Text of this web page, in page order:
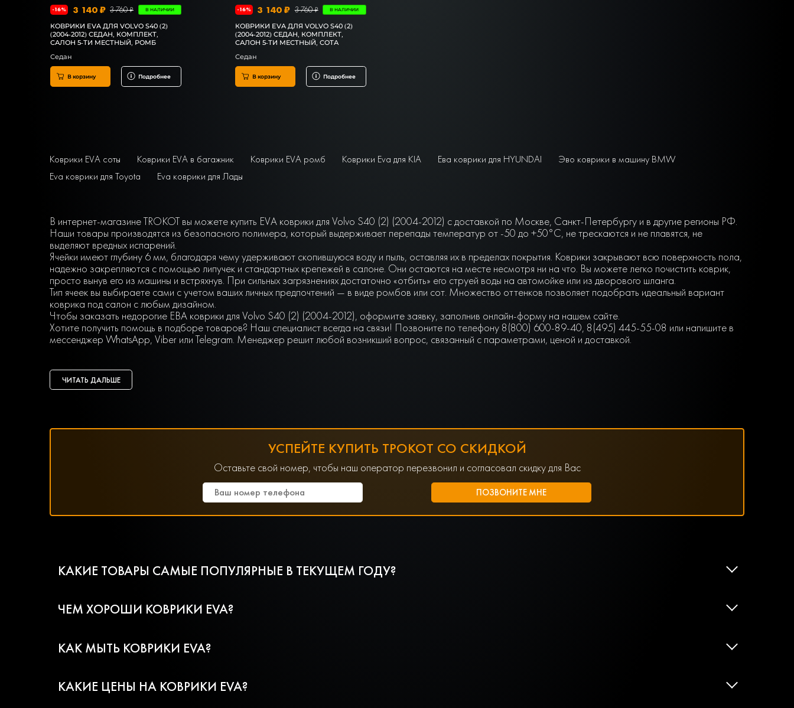
-16% 3 140 ₽ 3 760 ₽ В НАЛИЧИИ
КОВРИКИ EVA ДЛЯ VOLVO S40 (2)
(2004-2012) СЕДАН, КОМПЛЕКТ,
САЛОН 5-ТИ МЕСТНЫЙ, РОМБ
Седан
В корзину Подробнее
-16% 3 140 ₽ 3 760 ₽ В НАЛИЧИИ
КОВРИКИ EVA ДЛЯ VOLVO S40 (2)
(2004-2012) СЕДАН, КОМПЛЕКТ,
САЛОН 5-ТИ МЕСТНЫЙ, СОТА
Седан
В корзину Подробнее
Коврики EVA соты Коврики EVA в багажник Коврики EVA ромб Коврики Eva для KIA Ева коврики для HYUNDAI
Эво коврики в машину BMW
Eva коврики для Toyota
Eva коврики для Лады
В интернет-магазине TROKOT вы можете купить EVA коврики для Volvo S40 (2) (2004-2012) с доставкой по Москве, Санкт-Петербургу и в другие регионы РФ.
Наши товары производятся из безопасного полимера, который выдерживает перепады температур от -50 до +50°С, не трескаются и не плавятся, не
выделяют вредных испарений.
Ячейки имеют глубину 6 мм, благодаря чему удерживают скопившуюся воду и пыль, оставляя их в пределах покрытия. Коврики закрывают всю поверхность пола,
надежно закрепляются с помощью липучек и стандартных крепежей в салоне. Они остаются на месте несмотря ни на что. Вы можете легко почистить коврик,
просто вынув его из машины и встряхнув. При сильных загрязнениях достаточно «отбить» его струей воды на автомойке или из дворового шланга.
Тип ячеек вы выбираете сами с учетом ваших личных предпочтений — в виде ромбов или сот. Множество оттенков позволяет подобрать идеальный вариант
коврика под салон с любым дизайном.
Чтобы заказать недорогие ЕВА коврики для Volvo S40 (2) (2004-2012), оформите заявку, заполнив онлайн-форму на нашем сайте.
Хотите получить помощь в подборе товаров? Наш специалист всегда на связи! Позвоните по телефону 8(800) 600-89-40, 8(495) 445-55-08 или напишите в
мессенджер WhatsApp, Viber или Telegram. Менеджер решит любой возникший вопрос, связанный с параметрами, ценой и доставкой.
ЧИТАТЬ ДАЛЬШЕ
УСПЕЙТЕ КУПИТЬ ТРОКОТ СО СКИДКОЙ
Оставьте свой номер, чтобы наш оператор перезвонил и согласовал скидку для Вас
КАКИЕ ТОВАРЫ САМЫЕ ПОПУЛЯРНЫЕ В ТЕКУЩЕМ ГОДУ?
ЧЕМ ХОРОШИ КОВРИКИ EVA?
КАК МЫТЬ КОВРИКИ EVA?
КАКИЕ ЦЕНЫ НА КОВРИКИ EVA?